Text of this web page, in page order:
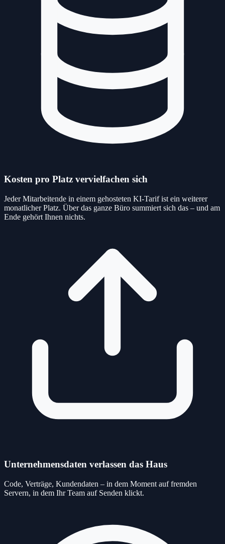
Kosten pro Platz vervielfachen sich
Jeder Mitarbeitende in einem gehosteten KI-Tarif ist ein weiterer
monatlicher Platz. Über das ganze Büro summiert sich das – und am
Ende gehört Ihnen nichts.
Unternehmensdaten verlassen das Haus
Code, Verträge, Kundendaten – in dem Moment auf fremden
Servern, in dem Ihr Team auf Senden klickt.